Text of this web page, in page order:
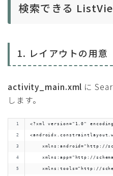
検索できる
1. レイアウトの用意
activity_main.xml に
します。
<?xml version="1.0"
xmlns:android="http://
xmlns:app="http://
xmlns:tools="http://